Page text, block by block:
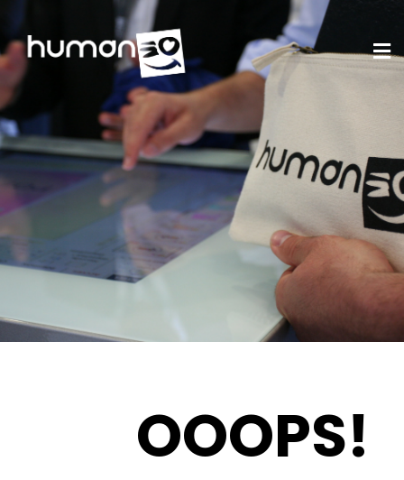
OOOPS!